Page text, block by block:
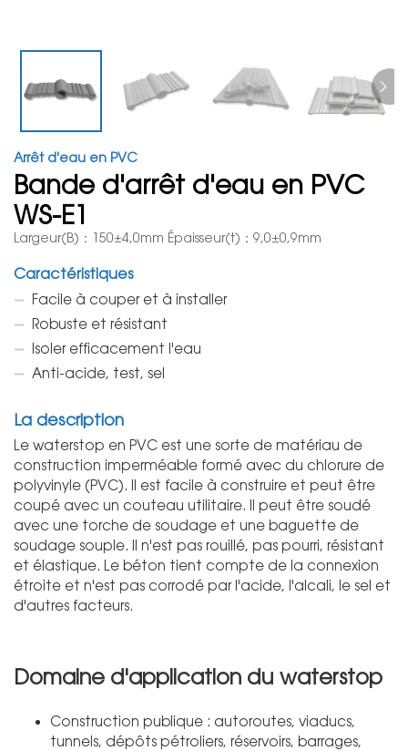
Arrêt d'eau en PVC
Bande d'arrêt d'eau en PVC
WS-E1
Largeur(B)：150±4,0mm Épaisseur(t)：9,0±0,9mm
Caractéristiques
Facile à couper et à installer
Robuste et résistant
Isoler efficacement l'eau
Anti-acide, test, sel
La description
Le waterstop en PVC est une sorte de matériau de
construction imperméable formé avec du chlorure de
polyvinyle (PVC). Il est facile à construire et peut être
coupé avec un couteau utilitaire. Il peut être soudé
avec une torche de soudage et une baguette de
soudage souple. Il n'est pas rouillé, pas pourri, résistant
et élastique. Le béton tient compte de la connexion
étroite et n'est pas corrodé par l'acide, l'alcali, le sel et
d'autres facteurs.
Domaine d'application du waterstop
Construction publique : autoroutes, viaducs,
tunnels, dépôts pétroliers, réservoirs, barrages,